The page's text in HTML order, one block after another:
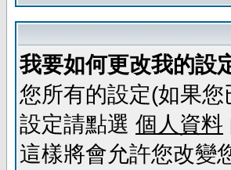
我要如何更改我的設
您所有的設定(如果
設定請點選 個人資料
這樣將會允許您改變